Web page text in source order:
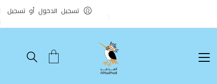
تسجيل الدخول أو تسجيل